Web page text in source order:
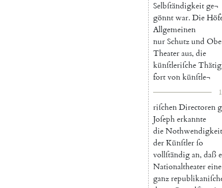
Selbſtändigkeitge¬
gönntwar. Die
Allgemeinen
nurSchutzund
Theateraus, die
künſtleriſche
fortvonkünſtle¬
riſchenDirectoren
Joſepherkannte
dieNothwendigkeit
derKünſtlerſo
vollſtändigan, daß
Nationaltheatereine
ganz